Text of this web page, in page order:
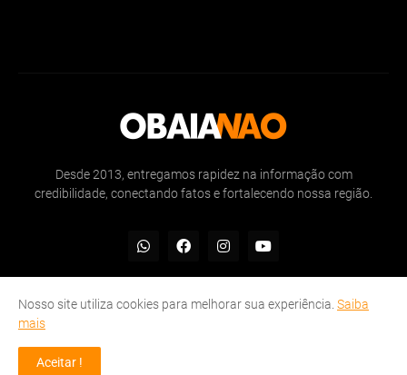
Desde 2013, entregamos rapidez na informação com
credibilidade, conectando fatos e fortalecendo nossa região.
© OBAIANAO 2013 - 2025 | Rapidez na informação
Inicio
Nosso site utiliza cookies para melhorar sua experiência. Saiba
mais
Aceitar !